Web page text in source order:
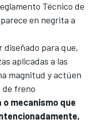
Técnico de
en negrita a
diseñado para que,
aplicadas a las
magnitud y actúen
de freno
mecanismo que